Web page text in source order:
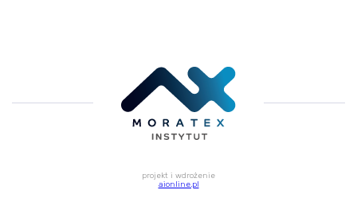
projekt i wdrożenie
aionline.pl